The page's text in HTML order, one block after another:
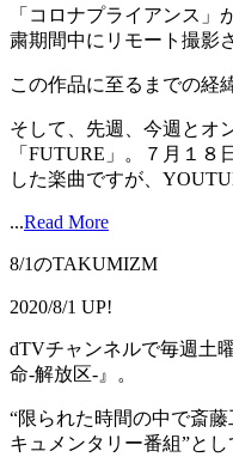
「コロナプライアンス」
粛期間中にリモート撮影
この作品に至るまでの経
そして、先週、今週とオ
「FUTURE」。７月１
した楽曲ですが、
...Read More
8/1のTAKUMIZM
2020/8/1 UP!
dTVチャンネルで毎週土
命-解放区-』。
“限られた時間の中で斎
キュメンタリー番組”と